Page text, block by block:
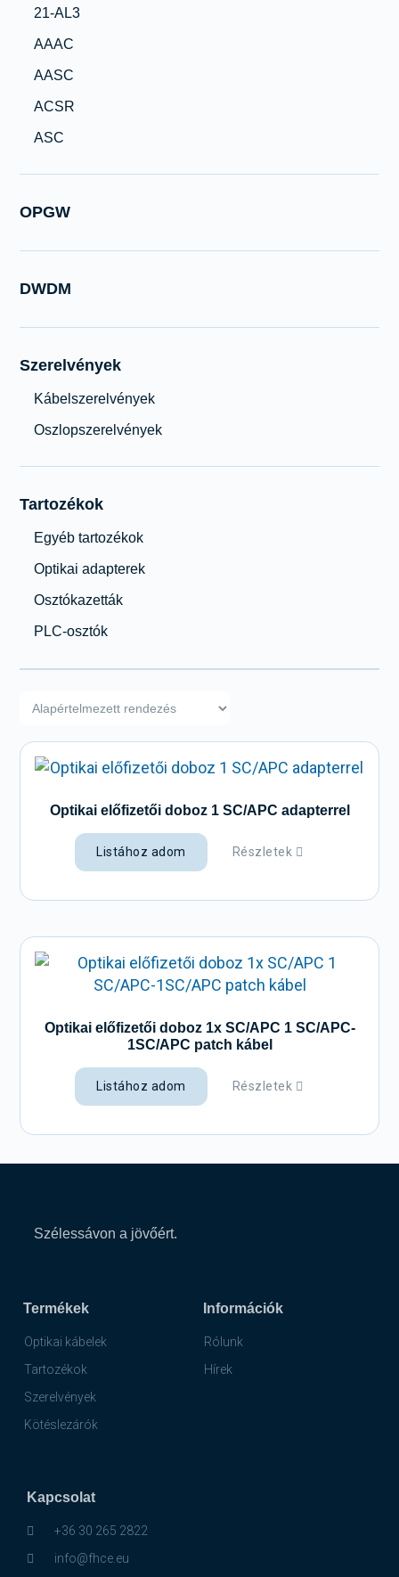
21-AL3
AAAC
AASC
ACSR
ASC
OPGW
DWDM
Szerelvények
Kábelszerelvények
Oszlopszerelvények
Tartozékok
Egyéb tartozékok
Optikai adapterek
Osztókazetták
PLC-osztók
Optikai előfizetői doboz 1 SC/APC adapterrel
Listához adom Részletek
Optikai előfizetői doboz 1x SC/APC 1 SC/APC-
1SC/APC patch kábel
Listához adom Részletek
Szélessávon a jövőért.
Termékek
Optikai kábelek
Tartozékok
Szerelvények
Kötéslezárók
Információk
Rólunk
Hírek
Kapcsolat
+36 30 265 2822
info@fhce.eu